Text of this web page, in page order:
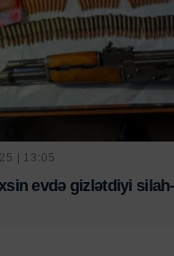
| 13:05
evdə gizlətdiyi